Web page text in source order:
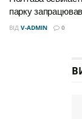
парку
ВІД V-ADMIN 0